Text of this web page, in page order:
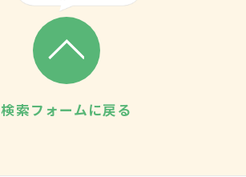
検索フォームに戻る